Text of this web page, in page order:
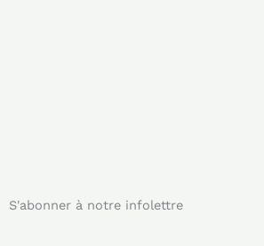
S'abonner à notre infolettre